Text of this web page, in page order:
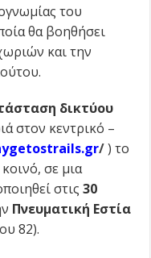
του
θα βοηθήσει
και την
δικτύου
στον κεντρικό –
/) το
σε μια
στις 30
Πνευματική Εστία
82).